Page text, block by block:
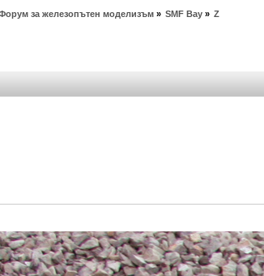
за железопътен моделизъм» SMF Bay » Z